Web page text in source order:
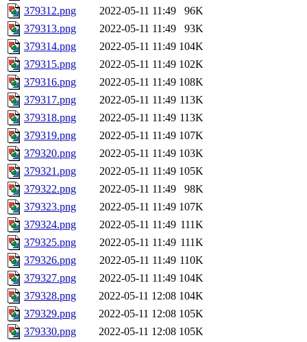
379312.png
2022-05-11 11:49
96K
379313.png
2022-05-11 11:49
93K
379314.png
2022-05-11 11:49 104K
379315.png
2022-05-11 11:49 102K
379316.png
2022-05-11 11:49 108K
379317.png
2022-05-11 11:49 113K
379318.png
2022-05-11 11:49 113K
379319.png
2022-05-11 11:49 107K
379320.png
2022-05-11 11:49 103K
379321.png
2022-05-11 11:49 105K
379322.png
2022-05-11 11:49
98K
379323.png
2022-05-11 11:49 107K
379324.png
2022-05-11 11:49 111K
379325.png
2022-05-11 11:49 111K
379326.png
2022-05-11 11:49 110K
379327.png
2022-05-11 11:49 104K
379328.png
2022-05-11 12:08 104K
379329.png
2022-05-11 12:08 105K
379330.png
2022-05-11 12:08 105K